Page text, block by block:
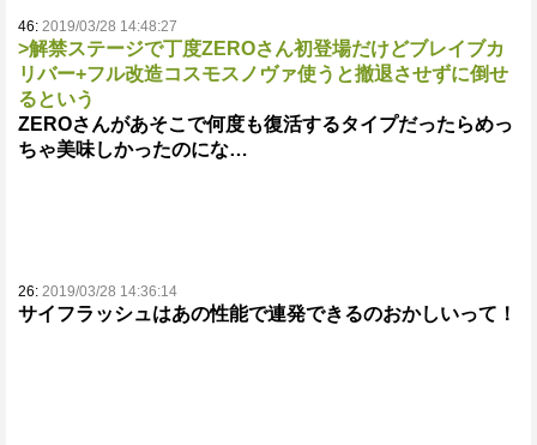
46: 2019/03/28 14:48:27
>解禁ステージで丁度ZEROさん初登場だけどブレイブカ
リバー+フル改造コスモスノヴァ使うと撤退させずに倒せ
るという
ZEROさんがあそこで何度も復活するタイプだったらめっ
ちゃ美味しかったのにな…
26: 2019/03/28 14:36:14
サイフラッシュはあの性能で連発できるのおかしいって！